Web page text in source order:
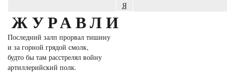
Я
ЖУРАВЛИ
Последний залп прорвал тишину
и за горной грядой смолк,
будто бы там расстрелял войну
артиллерийский полк.